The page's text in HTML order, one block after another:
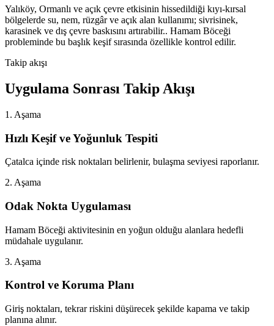
Yalıköy, Ormanlı ve açık çevre etkisinin hissedildiği kıyı-kırsal
bölgelerde su, nem, rüzgâr ve açık alan kullanımı; sivrisinek,
karasinek ve dış çevre baskısını artırabilir.. Hamam Böceği
probleminde bu başlık keşif sırasında özellikle kontrol edilir.
Takip akışı
Uygulama Sonrası Takip Akışı
1. Aşama
Hızlı Keşif ve Yoğunluk Tespiti
Çatalca içinde risk noktaları belirlenir, bulaşma seviyesi raporlanır.
2. Aşama
Odak Nokta Uygulaması
Hamam Böceği aktivitesinin en yoğun olduğu alanlara hedefli
müdahale uygulanır.
3. Aşama
Kontrol ve Koruma Planı
Giriş noktaları, tekrar riskini düşürecek şekilde kapama ve takip
planına alınır.